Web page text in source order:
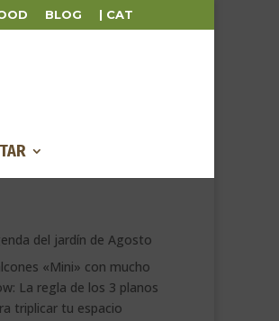
BLOG | CAT
del jardín de Agosto
«Mini» con mucho
La regla de los 3 planos
triplicar tu espacio